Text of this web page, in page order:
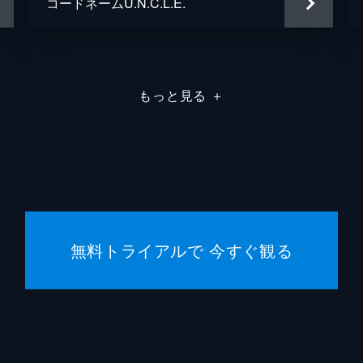
もっと見る ＋
無料トライアルで 今すぐ観る